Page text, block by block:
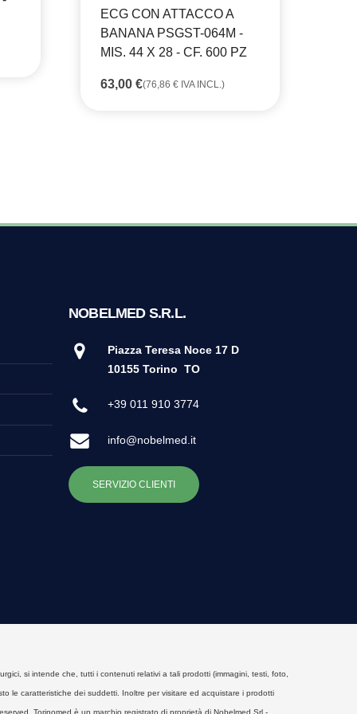
ECG CON ATTACCO A
BANANA PSGST-064M -
MIS. 44 X 28 - CF. 600 PZ
63,00 €(76,86 € IVA INCL.)
NOBELMED S.R.L.
Piazza Teresa Noce 17 D
10155 Torino TO
+39 011 910 3774
info@nobelmed.it
SERVIZIO CLIENTI
si intende che, tutti i contenuti relativi a tali prodotti (immagini, testi, foto,
le caratteristiche dei suddetti. Inoltre per visitare ed acquistare i prodotti
Torinomed è un marchio registrato di proprietà di Nobelmed Srl -